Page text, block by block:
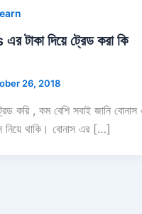
টাকা দিয়ে ট্রেড করা কি
26, 2018
করি , কম বেশি সবাই জানি বোনাস
নিয়ে থাকি। বোনাস এর […]